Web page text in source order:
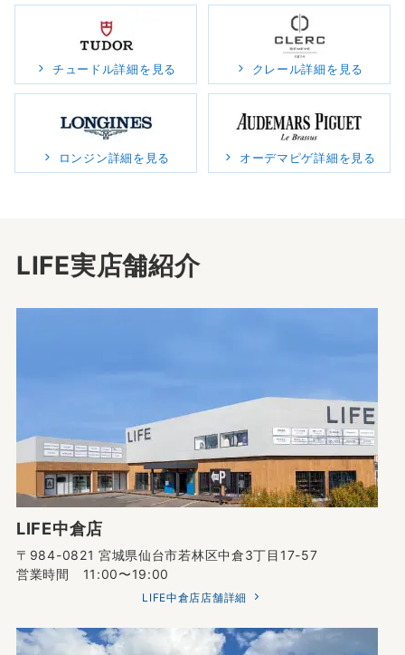
チュードル詳細を見る クレール詳細を見る
ロンジン詳細を見る オーデマピゲ詳細を見る
LIFE実店舗紹介
LIFE中倉店
〒984-0821 宮城県仙台市若林区中倉3丁目17-57
営業時間 11:00〜19:00
LIFE中倉店店舗詳細